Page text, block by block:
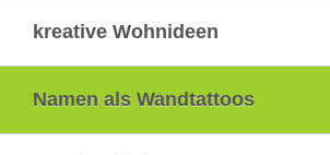
kreative Wohnideen
Namen als Wandtattoos